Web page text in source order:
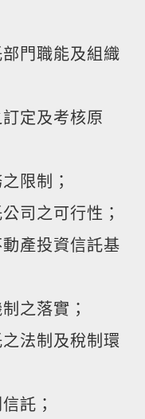
門職能及組織
定及考核原
限制；
司之可行性；
產投資信託基
之落實；
法制及稅制環
託；